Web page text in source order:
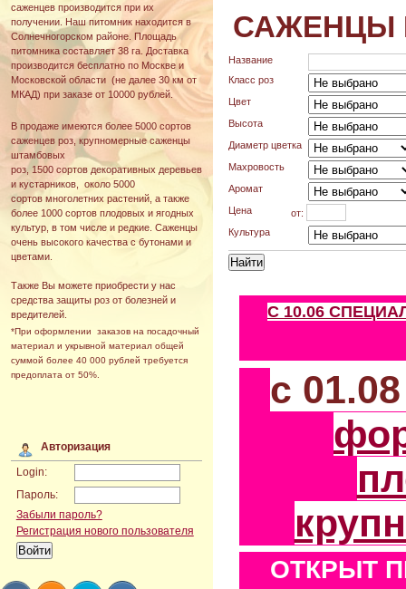
саженцев производится при их
получении. Наш питомник находится в
Солнечногорском районе. Площадь
питомника составляет 38 га. Доставка
производится бесплатно по Москве и
Московской области (не далее 30 км от
МКАД) при заказе от 10000 рублей.
В продаже имеются более 5000 сортов
саженцев роз, крупномерные саженцы
штамбовых
роз, 1500 сортов декоративных деревьев
и кустарников, около 5000
сортов многолетних растений, а также
более 1000 сортов плодовых и ягодных
культур, в том числе и редкие. Саженцы
очень высокого качества с бутонами и
цветами.
Также Вы можете приобрести у нас
средства защиты роз от болезней и
вредителей.
*При оформлении заказов на посадочный
материал и укрывной материал общей
суммой более 40 000 рублей требуется
предоплата от 50%.
Авторизация
Login:
Пароль:
Забыли пароль?
Регистрация нового пользователя
САЖЕНЦЫ
Название
Класс роз
Цвет
Высота
Диаметр цветка
Махровость
Аромат
Цена
от:
Культура
С 10.06
с
ОТКРЫТ